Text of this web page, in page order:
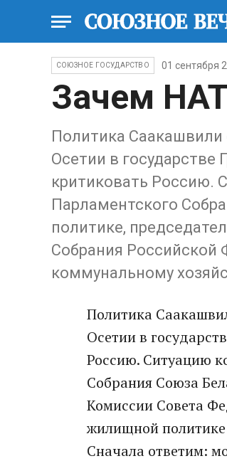
СОЮЗНОЕ ГОСУДАРСТВО 01 сентября
Зачем
Политика
Осетии в государстве
критиковать Россию.
Парламентского
политике,
Собрания
коммунальному
Политика
Осетии в
Россию. Ситуацию
Собрания Союза
Комиссии Совета
жилищной
Сначала ответим: